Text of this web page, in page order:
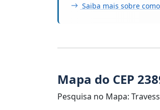
Saiba mais sobre
Mapa do CEP
Pesquisa no Mapa: